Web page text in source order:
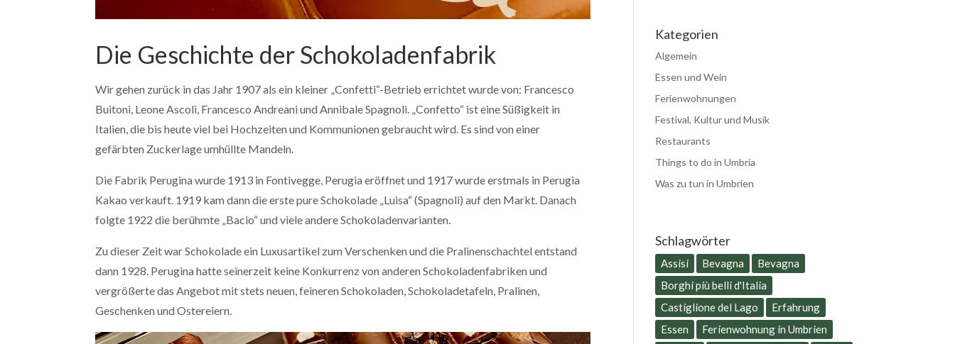
Die Geschichte der Schokoladenfabrik
Wir gehen zurück in das Jahr 1907 als ein kleiner „Confetti“-Betrieb errichtet wurde von: Francesco
Buitoni, Leone Ascoli, Francesco Andreani und Annibale Spagnoli. „Confetto“ ist eine Süßigkeit in
Italien, die bis heute viel bei Hochzeiten und Kommunionen gebraucht wird. Es sind von einer
gefärbten Zuckerlage umhüllte Mandeln.
Die Fabrik Perugina wurde 1913 in Fontivegge, Perugia eröffnet und 1917 wurde erstmals in Perugia
Kakao verkauft. 1919 kam dann die erste pure Schokolade „Luisa“ (Spagnoli) auf den Markt. Danach
folgte 1922 die berühmte „Bacio“ und viele andere Schokoladenvarianten.
Zu dieser Zeit war Schokolade ein Luxusartikel zum Verschenken und die Pralinenschachtel entstand
dann 1928. Perugina hatte seinerzeit keine Konkurrenz von anderen Schokoladenfabriken und
vergrößerte das Angebot mit stets neuen, feineren Schokoladen, Schokoladetafeln, Pralinen,
Geschenken und Ostereiern.
Kategorien
Algemein
Essen und Wein
Ferienwohnungen
Festival, Kultur und Musik
Restaurants
Things to do in Umbria
Was zu tun in Umbrien
Schlagwörter
Assisi Bevagna
Bevagna
Borghi più belli d'Italia
Castiglione del Lago
Erfahrung
Essen
Ferienwohnung in Umbrien